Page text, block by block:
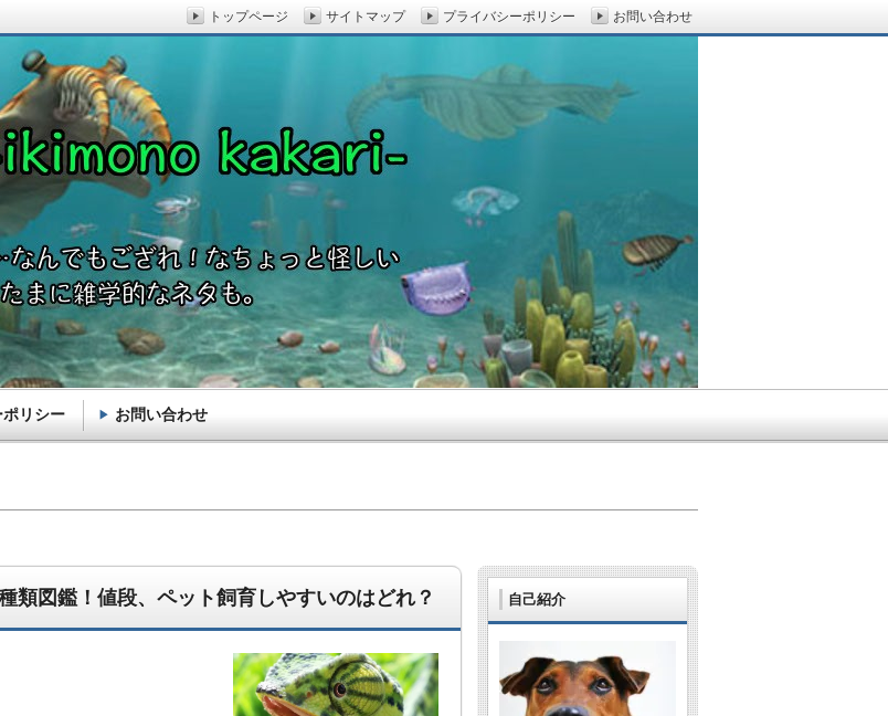
類図鑑！値段、ペット飼育しやすいのはどれ？ 自己紹介
リシー お問い合わせ
トップページ サイトマップ プライバシーポリシー お問い合わせ